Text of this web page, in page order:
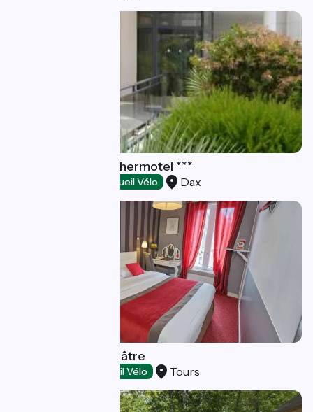
Hôtel Résidence Thermotel ***
Accueil Vélo Dax
Logis Hôtel du Théâtre
Accueil Vélo Tours